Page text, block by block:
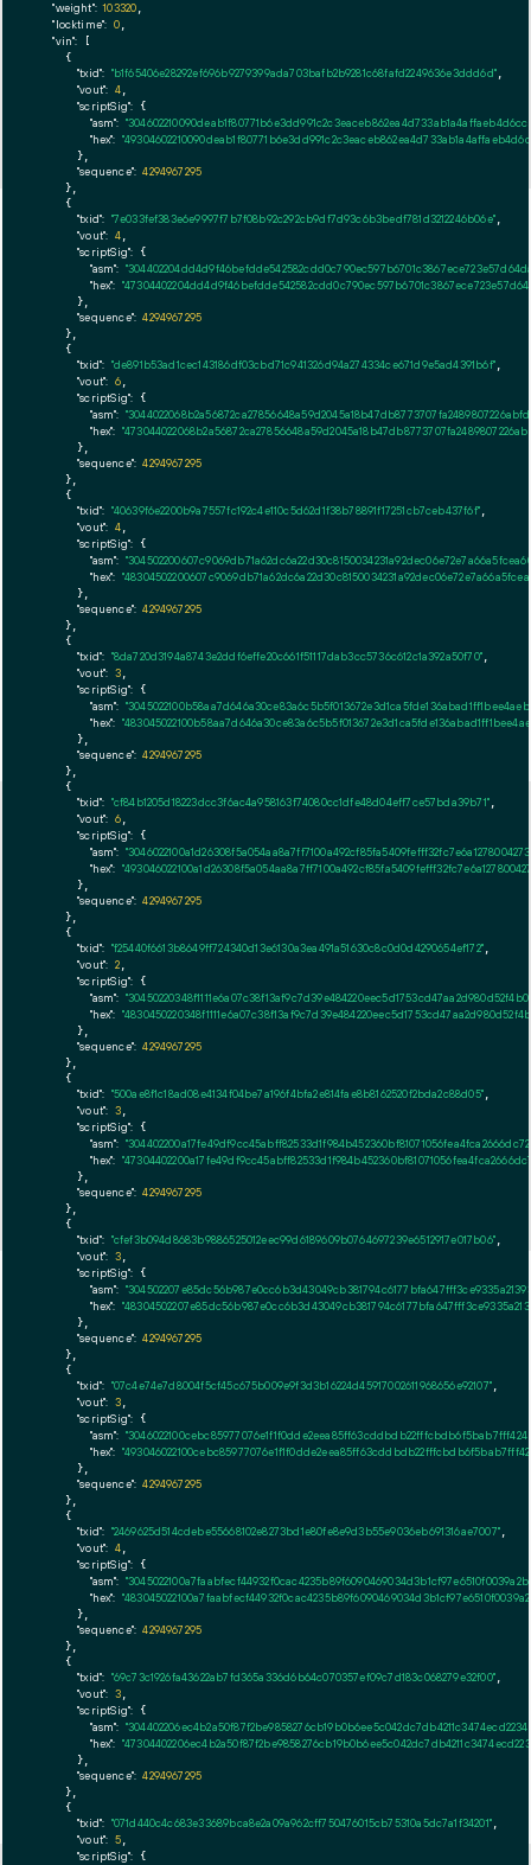
"weight": 103320
"locktime": 0,
"vin": [
    {
"txid": "b1f65406e28292ef696b9279399ada703bafb2b9281c68fafd2249636e3ddd6d",
"vout": 4,
"scriptSig": {
"asm":
"hex":
      },
"sequence": 4294967295
    },
    {
"txid": "7e033fef383e6e9997f7b7f08b92c292cb9df7d93c6b3bedf781d3212246b06e",
"vout": 4,
"scriptSig": {
"asm":
"hex":
      },
"sequence": 4294967295
    },
    {
"txid": "de891b53ad1cec143186df03cbd71c941326d94a274334ce671d9e5ad4391b6f",
"vout": 6,
"scriptSig": {
"asm":
"hex":
      },
"sequence": 4294967295
    },
    {
"txid": "40639f6e2200b9a7557fc192c4e110c5d62d1f38b78891f17251cb7ceb437f6f",
"vout": 4,
"scriptSig": {
"asm":
"hex":
      },
"sequence": 4294967295
    },
    {
"txid": "8da720d3194a8743e2ddf6effe20c661f51117dab3cc5736c612c1a392a50f70",
"vout": 3,
"scriptSig": {
"asm":
"hex":
      },
"sequence": 4294967295
    },
    {
"txid": "cf84b1205d18223dcc3f6ac4a958163f74080cc1dfe48d04eff7ce57bda39b71",
"vout": 6,
"scriptSig": {
"asm":
"hex":
      },
"sequence": 4294967295
    },
    {
"txid": "f25440f6613b8649ff724340d13e6130a3ea491a51630c8c0d0d4290654ef172",
"vout": 2,
"scriptSig": {
"asm":
"hex":
      },
"sequence": 4294967295
    },
    {
"txid": "500ae8f1c18ad08e4134f04be7a196f4bfa2e814fae8b8162520f2bda2c88d05",
"vout": 3,
"scriptSig": {
"asm":
"hex":
      },
"sequence": 4294967295
    },
    {
"txid": "cfef3b094d8683b9886525012eec99d6189609b0764697239e6512917e017b06",
"vout": 3,
"scriptSig": {
"asm":
"hex":
      },
"sequence": 4294967295
    },
    {
"txid": "07c4e74e7d8004f5cf45c675b009e9f3d3b16224d45917002611968656e92107",
"vout": 3,
"scriptSig": {
"asm":
"hex":
      },
"sequence": 4294967295
    },
    {
"txid": "2469625d514cdebe55668102e8273bd1e80fe8e9d3b55e9036eb691316ae7007",
"vout": 4,
"scriptSig": {
"asm":
"hex":
      },
"sequence": 4294967295
    },
    {
"txid": "69c73c1926fa43622ab7fd365a336d6b64c070357ef09c7d183c068279e32f00",
"vout": 3,
"scriptSig": {
"asm":
"hex":
      },
"sequence": 4294967295
    },
    {
"txid": "071d440c4c683e33689bca8e2a09a962cff750476015cb75310a5dc7a1f34201",
"vout": 5,
"scriptSig": {